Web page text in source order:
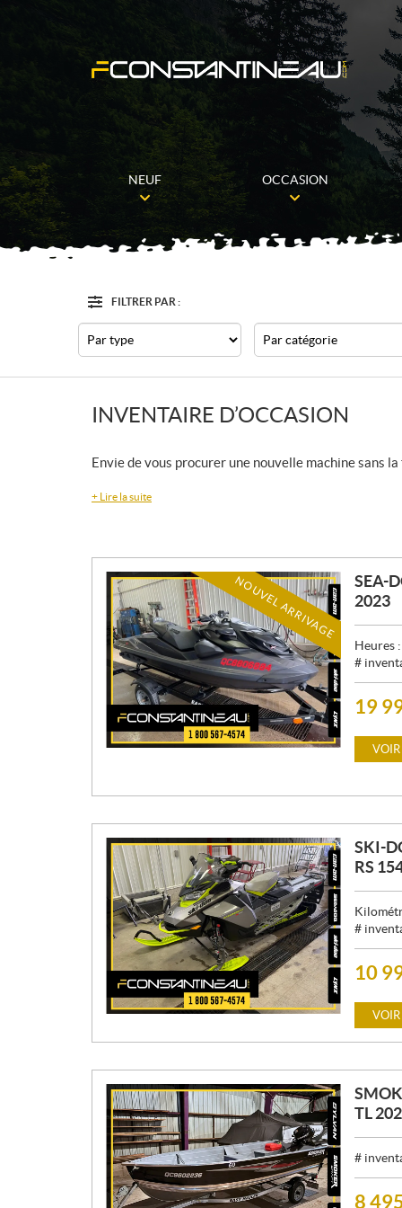
NEUF OCCASION
FILTRER PAR :
Filtre
INVENTAIRE D’OCCASION
Envie de vous procurer une nouvelle machine sans la
+ Lire la suite
NOUVEL ARRIVAGE
SEA-
2023
Heures :
#
P
X
19
VOIR
SKI-
RS
#
P
X
:
10
VOIR
TL
#
P
8